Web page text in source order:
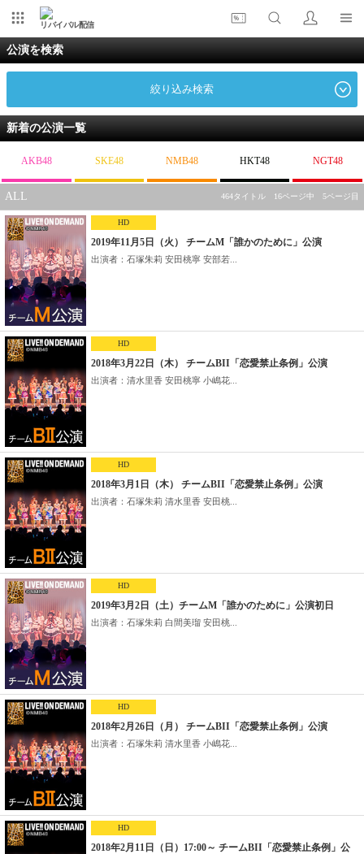
リバイバル配信
公演を検索
絞り込み検索
新着の公演一覧
AKB48 SKE48 NMB48 HKT48 NGT48
ALL 464タイトル 16ページ中 5ページ目
HD
2019年11月5日（火） チームM「誰かのために」公演
出演者：石塚朱莉 安田桃寧 安部若...
HD
2018年3月22日（木） チームBII「恋愛禁止条例」公演
出演者：清水里香 安田桃寧 小嶋花...
HD
2018年3月1日（木） チームBII「恋愛禁止条例」公演
出演者：石塚朱莉 清水里香 安田桃...
HD
2019年3月2日（土）チームM「誰かのために」公演初日
出演者：石塚朱莉 白間美瑠 安田桃...
HD
2018年2月26日（月） チームBII「恋愛禁止条例」公演
出演者：石塚朱莉 清水里香 小嶋花...
HD
2018年2月11日（日）17:00～ チームBII「恋愛禁止条例」公